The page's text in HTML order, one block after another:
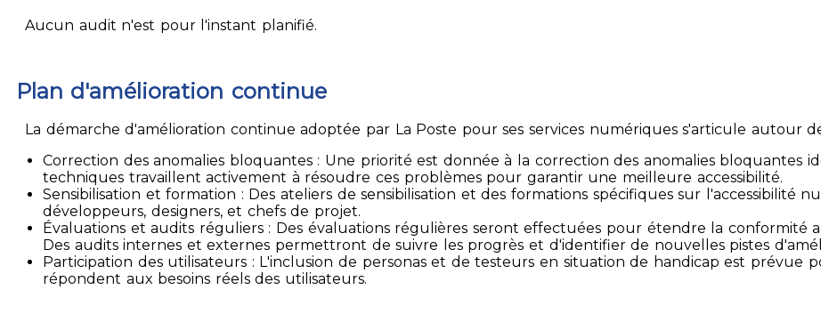
Aucun audit n'est pour l'instant planifié.
Plan d'amélioration continue
La démarche d'amélioration continue adoptée par La Poste pour ses services numériques s'articule autour
Correction des anomalies bloquantes : Une priorité est donnée à la correction des anomalies bloquantes
techniques travaillent activement à résoudre ces problèmes pour garantir une meilleure accessibilité.
Sensibilisation et formation : Des ateliers de sensibilisation et des formations spécifiques sur l'accessibilité
développeurs, designers, et chefs de projet.
Évaluations et audits réguliers : Des évaluations régulières seront effectuées pour étendre la conformité
Des audits internes et externes permettront de suivre les progrès et d'identifier de nouvelles pistes
Participation des utilisateurs : L'inclusion de personas et de testeurs en situation de handicap est prévue
répondent aux besoins réels des utilisateurs.